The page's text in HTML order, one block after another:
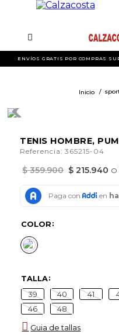
ENVÍOS GRATIS POR COMPRAS
TENIS HOMBRE,
Referencia :365215-04
$ 359.900 $ 215.940 O
COLOR
TALLA
39 40 41
46
48
Guia de tallas